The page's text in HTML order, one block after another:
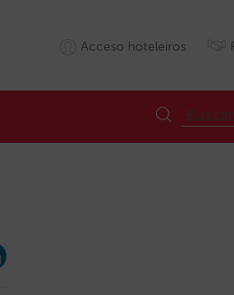
Acceso hoteleiros